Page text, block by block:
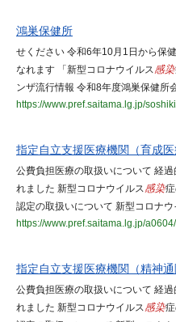
鴻巣保健所
せください 令和6年10月1日から保
なれます 「新型コロナウイルス感染
ンザ流行情報 令和8年度鴻巣保健所
https://www.pref.saitama.lg.jp/
指定自立支援医療機関（育成医
公費負担医療の取扱いについて 経
れました 新型コロナウイルス感染
認定の取扱いについて 新型コロナウ
https://www.pref.saitama.lg.jp/
指定自立支援医療機関（精神通
公費負担医療の取扱いについて 経
れました 新型コロナウイルス感染